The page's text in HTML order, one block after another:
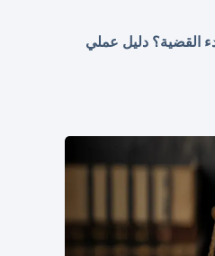
القضية؟ دليل عملي